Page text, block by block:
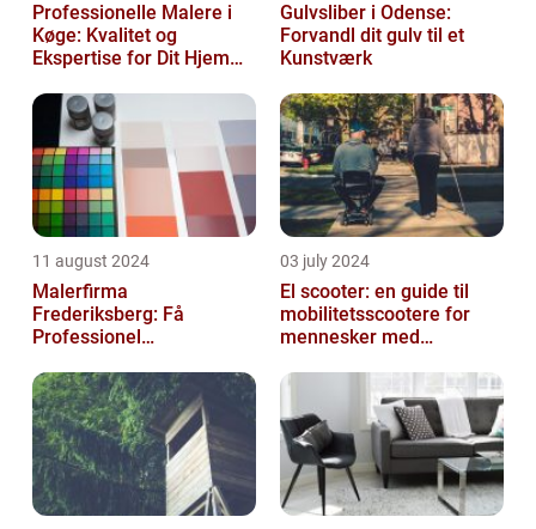
Professionelle Malere i
Køge: Kvalitet og
Ekspertise for Dit Hjem
Gulvsliber i Odense:
Forvandl dit gulv til et
Kunstværk
11 august 2024
Malerfirma
Frederiksberg: Få
Professionel
eller virksomhed
03 july 2024
El scooter: en guide til
mobilitetsscootere for
mennesker med